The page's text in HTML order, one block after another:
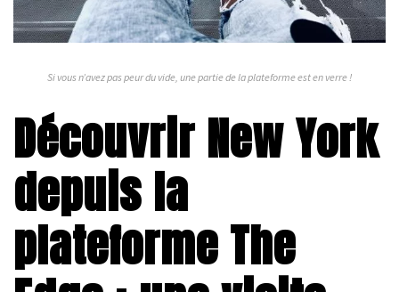
Si vous n’avez pas peur du vide, une partie de la plateforme est en verre !
Découvrir New York
depuis la
plateforme The